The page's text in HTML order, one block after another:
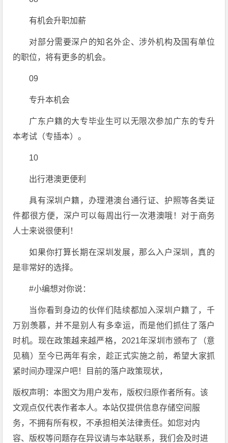
有机会升职加薪
对部分需要深户的知名外企、涉外机构及国有单位
的职位，将有更多的机会。
09
专升本机会
广东户籍的大专毕业生可以无限次参加广东的专升
本考试（专插本）。
10
出行港澳更便利
具有深圳户籍，办理港澳台通行证、护照等各类证
件都很方便，深户可以每周出行一次港澳哦！对于商务
人士来说很便利！
如果你打算长期在深圳发展，那么入户深圳，真的
是非常好的选择。
#小编想对你说：
当你看到身边的伙伴们陆续都加入深圳户籍了，千
万别羡慕，并不是别人有多幸运，而是他们抓住了落户
时机。现在政策越来越严格，2021年深圳市颁布了（意
见稿）至今已两年有余，趁正式实施之前，希望大家抓
紧时间办理深户吧！目前的落户政策现状，
版权声明：本图文为用户发布，版权归原作者所有。该
文观点仅代表作者本人。本站仅提供信息存储空间服
务，不拥有所有权，不承担相关法律责任。如您对内
容、版权等问题存在异议请与本站联系，我们会及时进